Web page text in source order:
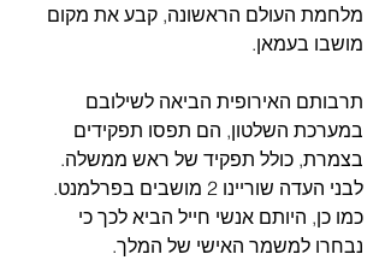
מלחמת העולם הראשונה, קבע את מקום
מושבו בעמאן.
תרבותם האירופית הביאה לשילובם
במערכת השלטון, הם תפסו תפקידים
בצמרת, כולל תפקיד של ראש ממשלה.
לבני העדה שוריינו 2 מושבים בפרלמנט.
כמו כן, היותם אנשי חייל הביא לכך כי
נבחרו למשמר האישי של המלך.